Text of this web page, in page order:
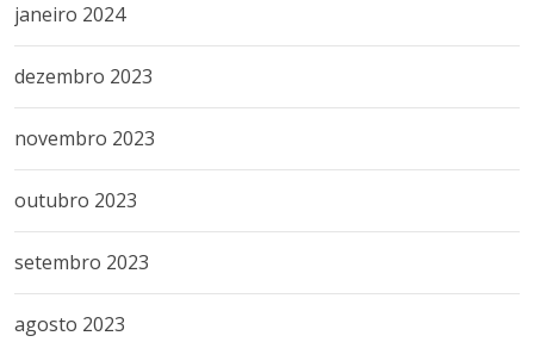
janeiro 2024
dezembro 2023
novembro 2023
outubro 2023
setembro 2023
agosto 2023